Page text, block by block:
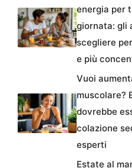
energia per
giornata: gli
scegliere
e più
Vuoi
muscolare?
dovrebbe
colazione
esperti
Estate al